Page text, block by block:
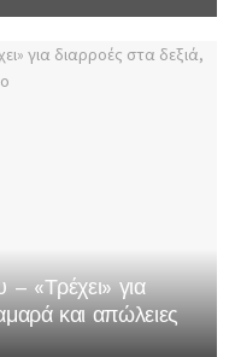
«Τρέχει» για
και απώλειες